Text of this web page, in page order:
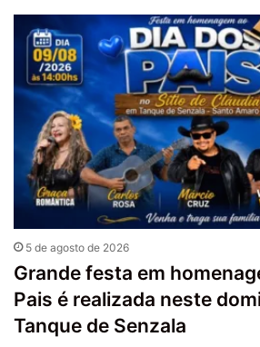
5 de agosto de 2026
Grande festa em
Pais é realizada neste
Tanque de Senzala